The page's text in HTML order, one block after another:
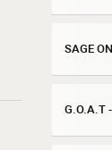
SAGE
G.O.A.T